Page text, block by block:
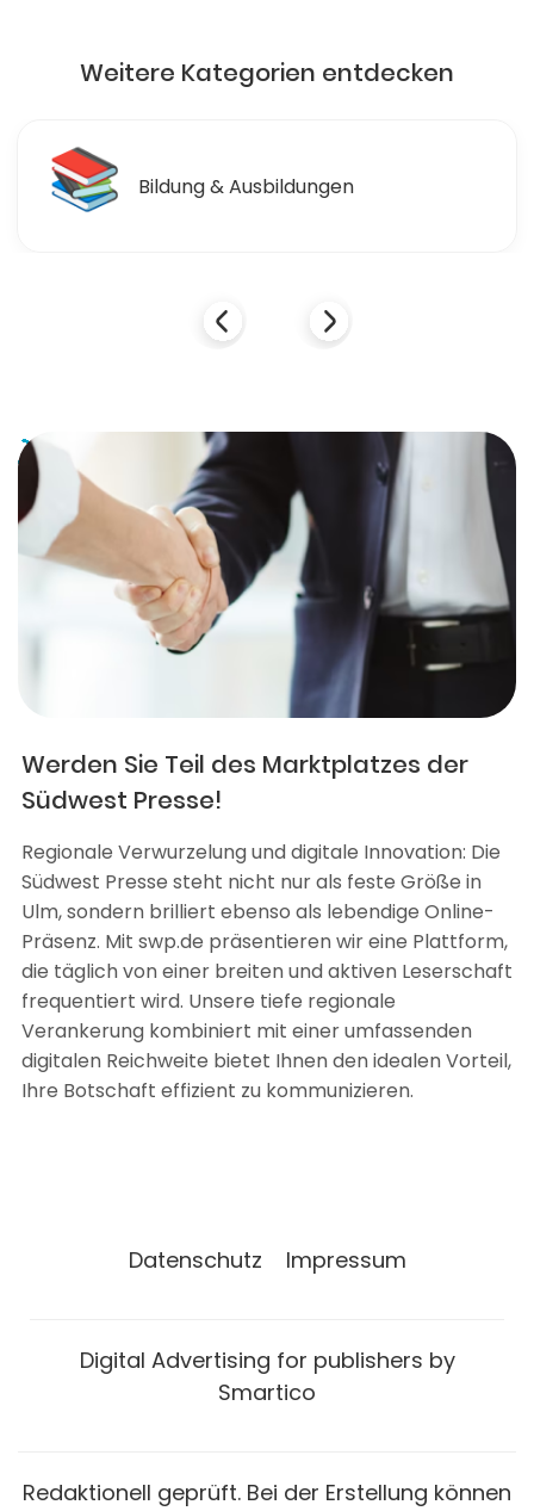
Weitere Kategorien entdecken
🛒 Einzelhandel & Einkaufen
Werden Sie Teil des Marktplatzes der
Südwest Presse!
Regionale Verwurzelung und digitale Innovation: Die
Südwest Presse steht nicht nur als feste Größe in
Ulm, sondern brilliert ebenso als lebendige Online-
Präsenz. Mit swp.de präsentieren wir eine Plattform,
die täglich von einer breiten und aktiven Leserschaft
frequentiert wird. Unsere tiefe regionale
Verankerung kombiniert mit einer umfassenden
digitalen Reichweite bietet Ihnen den idealen Vorteil,
Ihre Botschaft effizient zu kommunizieren.
Datenschutz Impressum
Digital Advertising for publishers by
Smartico
Redaktionell geprüft. Bei der Erstellung können